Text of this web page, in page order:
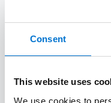
Consent
This website uses
We use cookies to
2 – Le site APB
et des adresses e-mail,
3 – L’APB n’est pas
de virus ou autres